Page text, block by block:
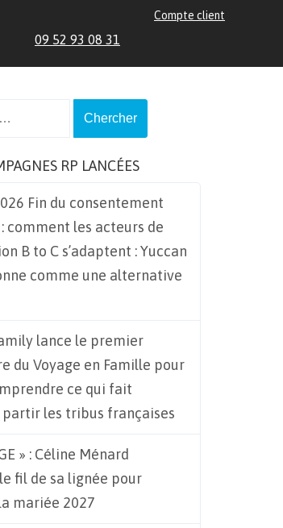
Compte client
09 52 93 08 31
RP LANCÉES
Fin du consentement
comment les acteurs de
B to C s’adaptent : Yuccan
comme une alternative
lance le premier
du Voyage en Famille pour
ce qui fait
les tribus françaises
» : Céline Ménard
fil de sa lignée pour
mariée 2027